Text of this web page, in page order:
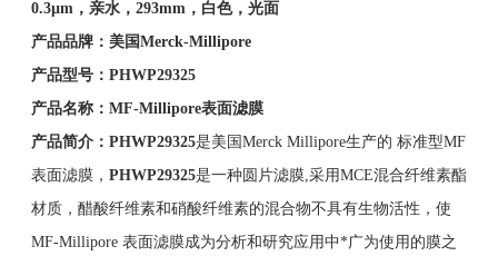
0.3µm，亲水，293mm，白色，光面
产品品牌：美国Merck-Millipore
产品型号： PHWP29325
产品名称： MF-Millipore表面滤膜
产品简介： PHWP29325是美国Merck Millipore生产的 标准型MF
表面滤膜， PHWP29325是一种圆片滤膜,采用MCE混合纤维素酯
材质，醋酸纤维素和硝酸纤维素的混合物不具有生物活性，使
MF-Millipore 表面滤膜成为分析和研究应用中*广为使用的膜之